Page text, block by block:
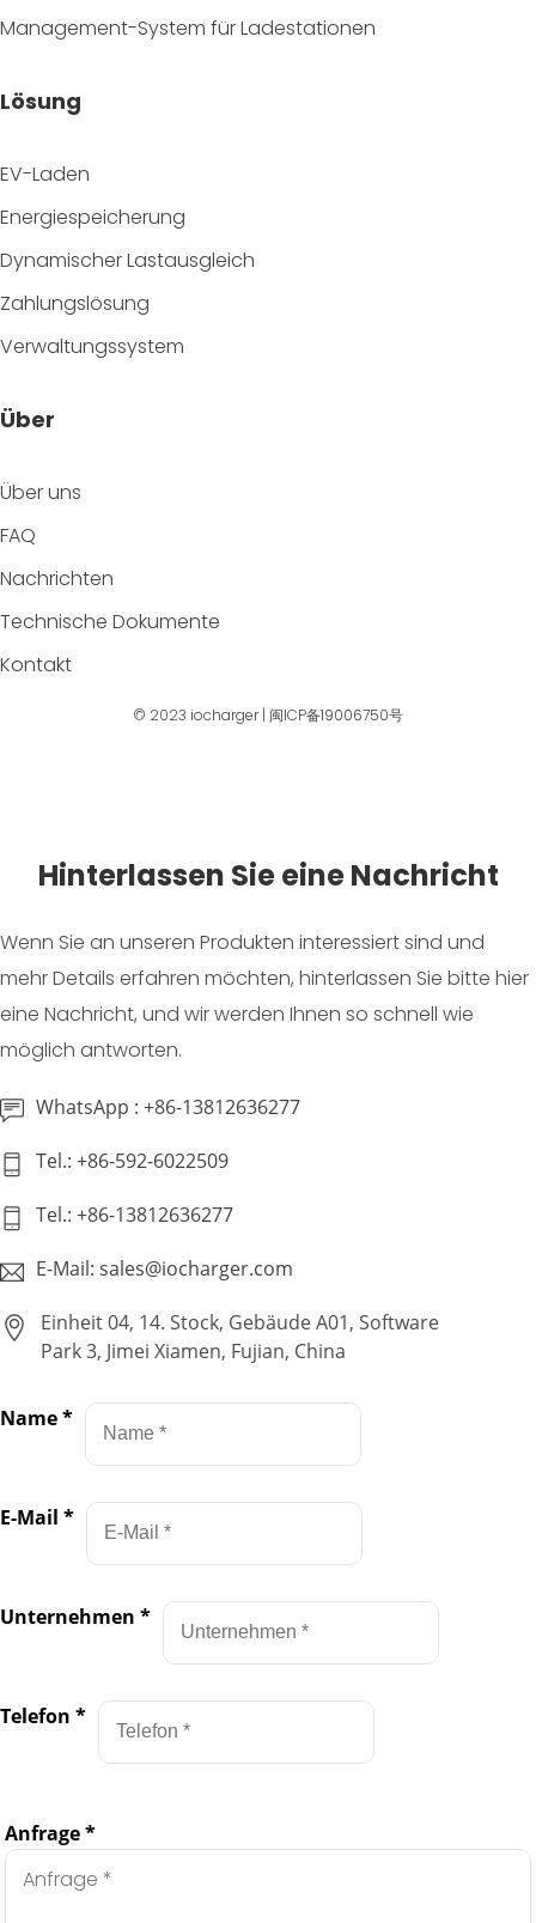
Management-System für Ladestationen
Lösung
EV-Laden
Energiespeicherung
Dynamischer Lastausgleich
Zahlungslösung
Verwaltungssystem
Über
Über uns
FAQ
Nachrichten
Technische Dokumente
Kontakt
© 2023 iocharger| 闽ICP备19006750号
Hinterlassen Sie eine Nachricht
Wenn Sie an unseren Produkten interessiert sind und
mehr Details erfahren möchten, hinterlassen Sie bitte hier
eine Nachricht, und wir werden Ihnen so schnell wie
möglich antworten.
WhatsApp : +86-13812636277
Tel.: +86-592-6022509
Tel.: +86-13812636277
E-Mail: sales@iocharger.com
Einheit 04, 14. Stock, Gebäude A01, Software
Park 3, Jimei Xiamen, Fujian, China
Name*
E-Mail *
Unternehmen *
Telefon *
Anfrage*